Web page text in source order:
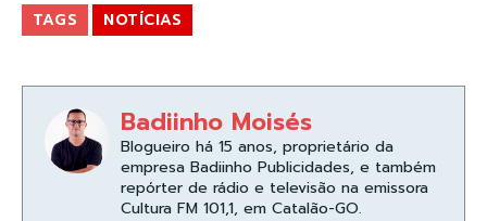
TAGS NOTÍCIAS
Badiinho Moisés
Blogueiro há 15 anos, proprietário da
empresa Badiinho Publicidades, e também
repórter de rádio e televisão na emissora
Cultura FM 101,1, em Catalão-GO.